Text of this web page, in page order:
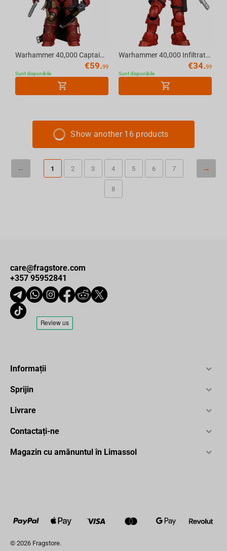
Warhammer 40,000 Captain Cyrus (Dawn of War 4) 7in Deluxe Action Figure McFarlane Eli...
€59.99
Sunt disponibile
Warhammer 40,000 Infiltrator (Blood Ravens) [Dawn of War 4] 7in Action Figure McFarla...
€34.99
Sunt disponibile
Show another 16 products
1 2 3 4 5 6 7
8
care@fragstore.com
+357 95952841
Informații
Sprijin
Livrare
Contactați-ne
Magazin cu amănuntul în Limassol
© 2026 Fragstore.